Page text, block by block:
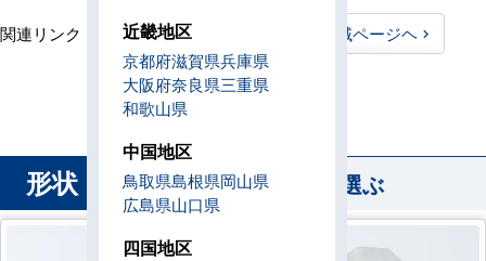
関連リンク： TOPページヘ
大阪府全域ページヘ
大阪府直工店所在地
形状 から業務用エアコンを選ぶ
近畿地区
京都府滋賀県兵庫県
大阪府奈良県三重県
和歌山県
中国地区
鳥取県島根県岡山県
広島県山口県
四国地区